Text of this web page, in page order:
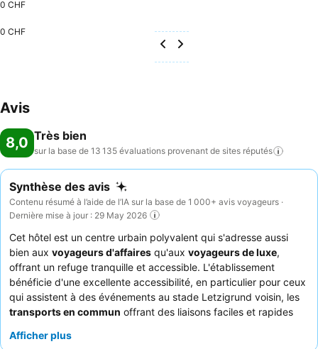
0 CHF
0 CHF
Avis
8,0 Très bien
sur la base de 13 135 évaluations provenant de sites réputés
Synthèse des avis
Contenu résumé à l’aide de l’IA sur la base de 1 000+ avis voyageurs ·
Dernière mise à jour : 29 May 2026
Cet hôtel est un centre urbain polyvalent qui s'adresse aussi
bien aux voyageurs d'affaires qu'aux voyageurs de luxe,
offrant un refuge tranquille et accessible. L'établissement
bénéficie d'une excellente accessibilité, en particulier pour ceux
qui assistent à des événements au stade Letzigrund voisin, les
transports en commun offrant des liaisons faciles et rapides
profiter des impressionnantes
Afficher plus